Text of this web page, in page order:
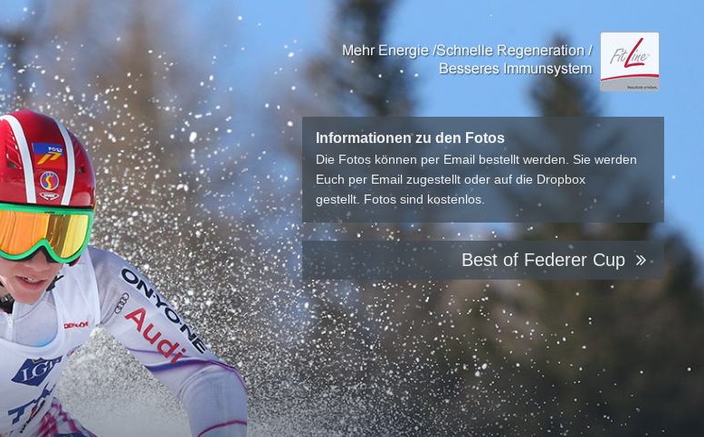
Informationen zu den Fotos
Die Fotos können per Email bestellt werden. Sie werden
Euch per Email zugestellt oder auf die Dropbox
gestellt. Fotos sind kostenlos.
Best of Federer Cup